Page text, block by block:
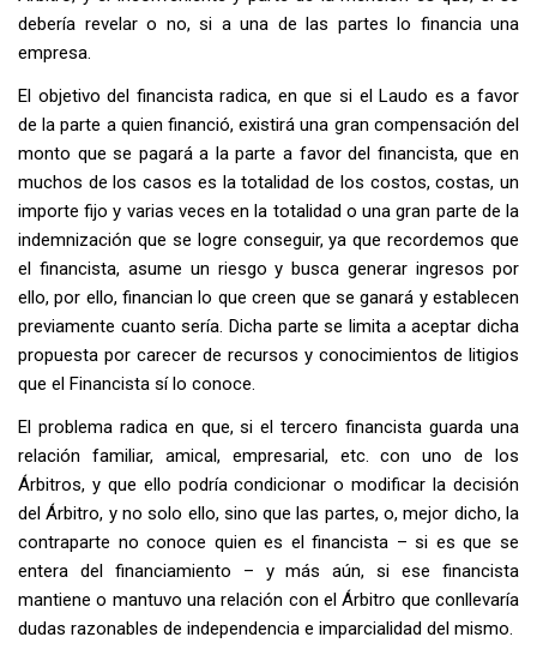
debería revelar o no, si a una de las partes lo financia una
empresa.
El objetivo del financista radica, en que si el Laudo es a favor
de la parte a quien financió, existirá una gran compensación del
monto que se pagará a la parte a favor del financista, que en
muchos de los casos es la totalidad de los costos, costas, un
importe fijo y varias veces en la totalidad o una gran parte de la
indemnización que se logre conseguir, ya que recordemos que
el financista, asume un riesgo y busca generar ingresos por
ello, por ello, financian lo que creen que se ganará y establecen
previamente cuanto sería. Dicha parte se limita a aceptar dicha
propuesta por carecer de recursos y conocimientos de litigios
que el Financista sí lo conoce.
El problema radica en que, si el tercero financista guarda una
relación familiar, amical, empresarial, etc. con uno de los
Árbitros, y que ello podría condicionar o modificar la decisión
del Árbitro, y no solo ello, sino que las partes, o, mejor dicho, la
contraparte no conoce quien es el financista – si es que se
entera del financiamiento – y más aún, si ese financista
mantiene o mantuvo una relación con el Árbitro que conllevaría
dudas razonables de independencia e imparcialidad del mismo.